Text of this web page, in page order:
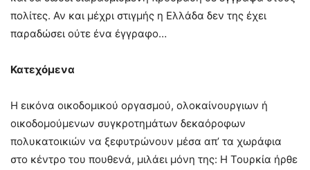
πολίτες. Αν και μέχρι στιγμής η Ελλάδα δεν της έχει
παραδώσει ούτε ένα έγγραφο…
Κατεχόμενα
Η εικόνα οικοδομικού οργασμού, ολοκαίνουργιων ή
οικοδομούμενων συγκροτημάτων δεκαόροφων
πολυκατοικιών να ξεφυτρώνουν μέσα απ’ τα χωράφια
στο κέντρο του πουθενά, μιλάει μόνη της: Η Τουρκία ήρθε